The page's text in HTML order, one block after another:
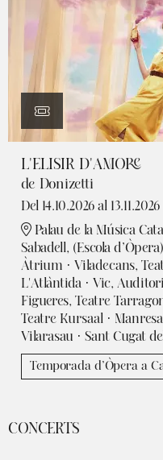
L'ELISIR D'AMORE
de Donizetti
Del 14.10.2026 al 13.11.2026
Palau de la Música
Sabadell, (Escola
Àtrium · Viladecans,
L'Atlàntida · Vic,
Figueres, Teatre
Teatre Kursaal ·
Vilarasau · Sant Cugat
Temporada d’Òpera a
CONCERTS